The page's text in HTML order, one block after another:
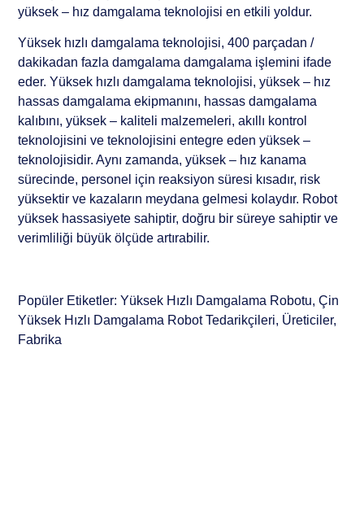
yüksek – hız damgalama teknolojisi en etkili yoldur.
Yüksek hızlı damgalama teknolojisi, 400 parçadan /
dakikadan fazla damgalama damgalama işlemini ifade
eder. Yüksek hızlı damgalama teknolojisi, yüksek – hız
hassas damgalama ekipmanını, hassas damgalama
kalıbını, yüksek – kaliteli malzemeleri, akıllı kontrol
teknolojisini ve teknolojisini entegre eden yüksek –
teknolojisidir. Aynı zamanda, yüksek – hız kanama
sürecinde, personel için reaksiyon süresi kısadır, risk
yüksektir ve kazaların meydana gelmesi kolaydır. Robot
yüksek hassasiyete sahiptir, doğru bir süreye sahiptir ve
verimliliği büyük ölçüde artırabilir.
Popüler Etiketler: Yüksek Hızlı Damgalama Robotu, Çin
Yüksek Hızlı Damgalama Robot Tedarikçileri, Üreticiler,
Fabrika